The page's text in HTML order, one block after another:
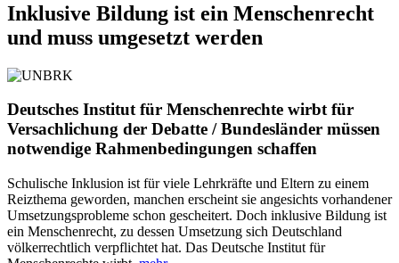
Inklusive Bildung ist ein Menschenrecht
und muss umgesetzt werden
Deutsches Institut für Menschenrechte wirbt für
Versachlichung der Debatte / Bundesländer müssen
notwendige Rahmenbedingungen schaffen
Schulische Inklusion ist für viele Lehrkräfte und Eltern zu einem
Reizthema geworden, manchen erscheint sie angesichts vorhandener
Umsetzungsprobleme schon gescheitert. Doch inklusive Bildung ist
ein Menschenrecht, zu dessen Umsetzung sich Deutschland
völkerrechtlich verpflichtet hat. Das Deutsche Institut für